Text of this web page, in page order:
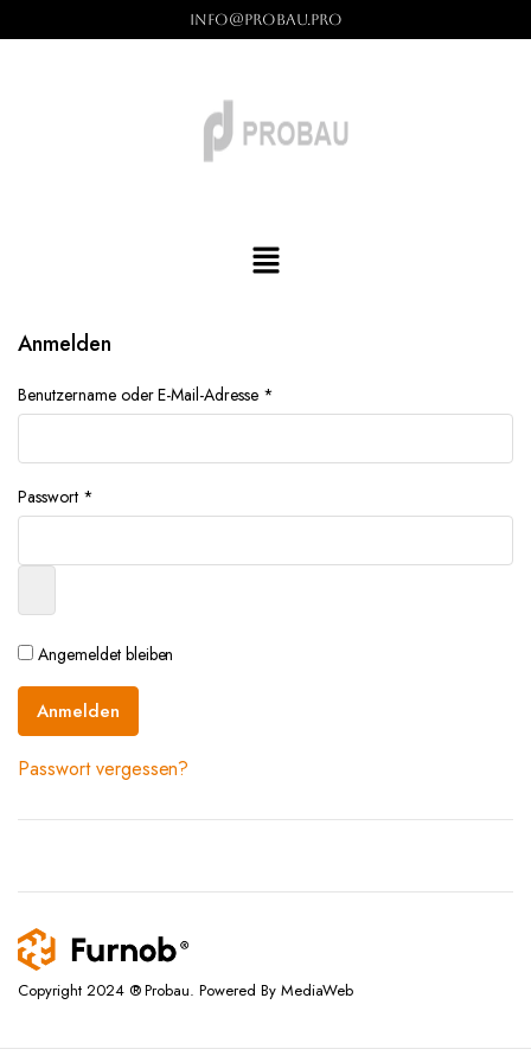
info@probau.pro
Anmelden
Benutzername oder E-Mail-Adresse *
Passwort *
Angemeldet bleiben
Anmelden
Passwort vergessen?
Copyright 2024 ® Probau. Powered By MediaWeb